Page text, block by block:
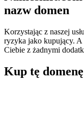
nazw domen
Korzystając z naszej
ryzyka jako kupujący. A
Ciebie z żadnymi
Kup tę domenę